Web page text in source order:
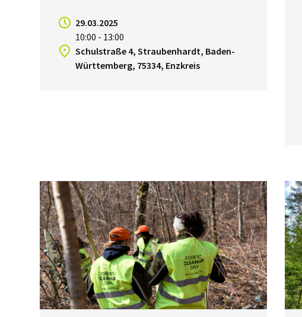
29.03.2025
10:00 - 13:00
Schulstraße 4, Straubenhardt, Baden-
Württemberg, 75334, Enzkreis